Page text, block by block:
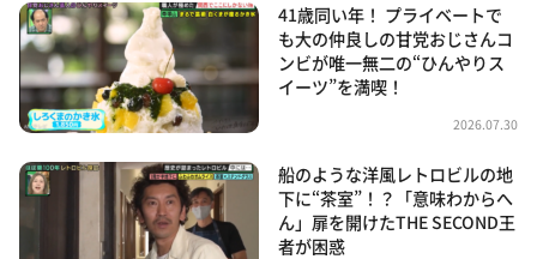
41歳同い年！ プライベートで
も大の仲良しの甘党おじさんコ
ンビが唯一無二の“ひんやりス
イーツ”を満喫！
2026.07.30
船のような洋風レトロビルの地
下に“茶室”！？「意味わからへ
ん」扉を開けたTHE SECOND王
者が困惑